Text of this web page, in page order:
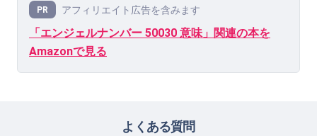
PR アフィリエイト広告を含みます
「エンジェルナンバー 50030 意味」関連の本を
Amazonで見る
よくある質問